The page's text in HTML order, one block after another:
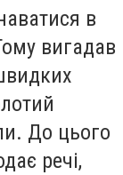
в
вигадав
До цього
речі,